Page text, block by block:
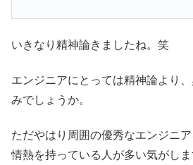
いきなり精神論きましたね。笑
エンジニアにとっては精神論より
みでしょうか。
ただやはり周囲の優秀なエンジニ
情熱を持っている人が多い気がしま